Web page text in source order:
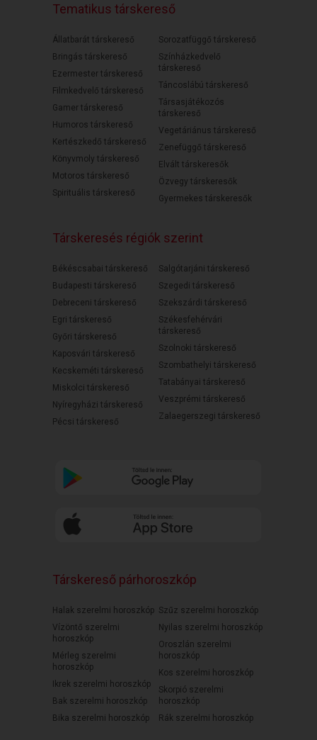
Tematikus társkereső
Állatbarát társkereső
Bringás társkereső
Ezermester társkereső
Filmkedvelő társkereső
Gamer társkereső
Humoros társkereső
Kertészkedő társkereső
Könyvmoly társkereső
Motoros társkereső
Spirituális társkereső
Sorozatfüggő társkereső
Színházkedvelő
társkereső
Táncoslábú társkereső
Társasjátékozós
társkereső
Vegetáriánus társkereső
Zenefüggő társkereső
Elvált társkeresők
Özvegy társkeresők
Gyermekes társkeresők
Társkeresés régiók szerint
Békéscsabai társkereső
Budapesti társkereső
Debreceni társkereső
Egri társkereső
Győri társkereső
Kaposvári társkereső
Kecskeméti társkereső
Miskolci társkereső
Nyíregyházi társkereső
Pécsi társkereső
Salgótarjáni társkereső
Szegedi társkereső
Szekszárdi társkereső
Székesfehérvári
társkereső
Szolnoki társkereső
Szombathelyi társkereső
Tatabányai társkereső
Veszprémi társkereső
Zalaegerszegi társkereső
Társkereső párhoroszkóp
Halak szerelmi horoszkóp
Vízöntő szerelmi
horoszkóp
Mérleg szerelmi
horoszkóp
Ikrek szerelmi horoszkóp
Bak szerelmi horoszkóp
Bika szerelmi horoszkóp
Szűz szerelmi horoszkóp
Nyilas szerelmi horoszkóp
Oroszlán szerelmi
horoszkóp
Kos szerelmi horoszkóp
Skorpió szerelmi
horoszkóp
Rák szerelmi horoszkóp